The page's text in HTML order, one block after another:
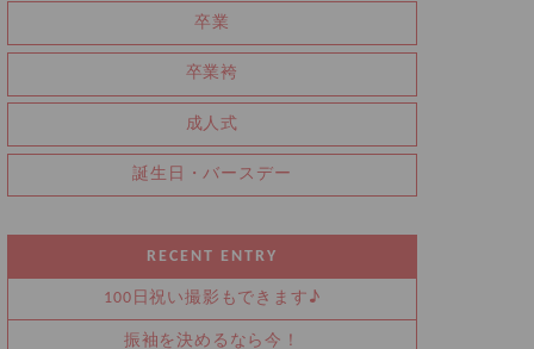
卒業
卒業袴
成人式
誕生日・バースデー
RECENT ENTRY
100日祝い撮影もできます♪
振袖を決めるなら今！